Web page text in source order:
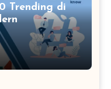
Trending di